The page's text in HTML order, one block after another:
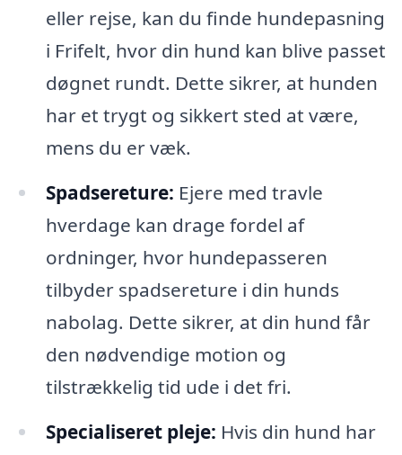
eller rejse, kan du finde hundepasning
i Frifelt, hvor din hund kan blive passet
døgnet rundt. Dette sikrer, at hunden
har et trygt og sikkert sted at være,
mens du er væk.
Spadsereture: Ejere med travle
hverdage kan drage fordel af
ordninger, hvor hundepasseren
tilbyder spadsereture i din hunds
nabolag. Dette sikrer, at din hund får
den nødvendige motion og
tilstrækkelig tid ude i det fri.
Specialiseret pleje: Hvis din hund har